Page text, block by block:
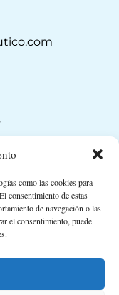
como las cookies para
consentimiento de estas
de navegación o las
el consentimiento, puede